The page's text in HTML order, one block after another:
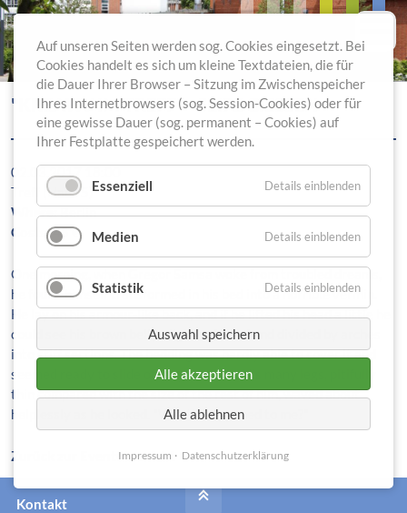
"KREATIV IM TREFF" - SEIFE GIESSEN
02.03.2017 18:00
Treff (Haus 5)
Where:Berlin
Costs:45 €
One morning, when Gregor Samsa woke from troubled dreams,
he found himself transformed in his bed into a horrible vermin.
He lay on his armour-like back, and if he lifted his head a little he
could see his brown belly, slightly domed and divided by arches
into stiff sections. The bedding was hardly able to cover it and
seemed ready to slide off any moment. His many legs, pitifully
thin compared with the size of the rest of him, waved about
helplessly as he looked. "What's happened to me?"
Zurück zur Eventübersicht
Kontakt
Auf unseren Seiten werden sog. Cookies eingesetzt. Bei
Cookies handelt es sich um kleine Textdateien, die für
die Dauer Ihrer Browser – Sitzung im Zwischenspeicher
Ihres Internetbrowsers (sog. Session-Cookies) oder für
eine gewisse Dauer (sog. permanent – Cookies) auf
Ihrer Festplatte gespeichert werden.
Essenziell Details einblenden
Medien Details einblenden
Statistik Details einblenden
Auswahl speichern
Alle akzeptieren
Alle ablehnen
Impressum Datenschutzerklärung